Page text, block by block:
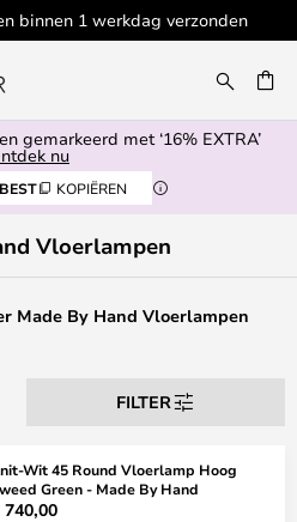
binnen 1 werkdag verzonden
gemarkeerd met ‘16% EXTRA’
nu
KOPIËREN
Vloerlampen
Made By Hand Vloerlampen
FILTER
Wit 45 Round Vloerlamp Hoog
Green - Made By Hand
740,00